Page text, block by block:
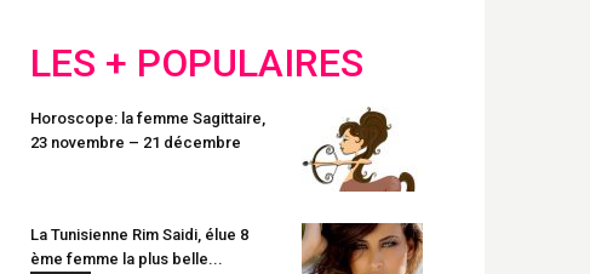
LES + POPULAIRES
Horoscope: la femme Sagittaire,
23 novembre – 21 décembre
La Tunisienne Rim Saidi, élue 8
ème femme la plus belle...